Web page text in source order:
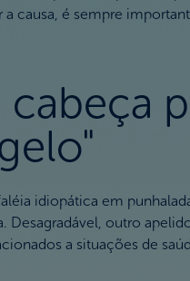
a causa, é sempre
cabeça
idiopática em
outro
a situações de